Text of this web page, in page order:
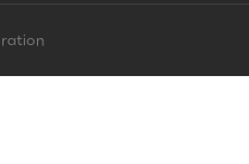
た | LINE占い